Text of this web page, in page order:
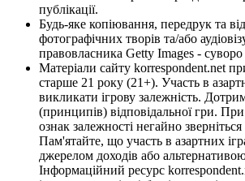
публікації.
Будь-яке копіювання, передрук та
фотографічних творів та/або
правовласника Getty Images - суворо
Матеріали сайту korrespondent.net
старше 21 року (21+). Участь в
викликати ігрову залежність.
(принципів) відповідальної гри.
ознак залежності негайно зверніться
Пам'ятайте, що участь в азартних
джерелом доходів або
Інформаційний ресурс